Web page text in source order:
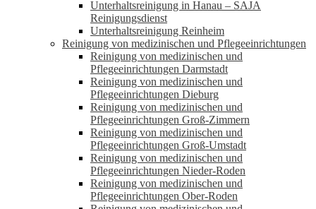
Unterhaltsreinigung in Hanau – SAJA
Reinigungsdienst
Unterhaltsreinigung Reinheim
Reinigung von medizinischen und Pflegeeinrichtungen
Reinigung von medizinischen und
Pflegeeinrichtungen Darmstadt
Reinigung von medizinischen und
Pflegeeinrichtungen Dieburg
Reinigung von medizinischen und
Pflegeeinrichtungen Groß-Zimmern
Reinigung von medizinischen und
Pflegeeinrichtungen Groß-Umstadt
Reinigung von medizinischen und
Pflegeeinrichtungen Nieder-Roden
Reinigung von medizinischen und
Pflegeeinrichtungen Ober-Roden